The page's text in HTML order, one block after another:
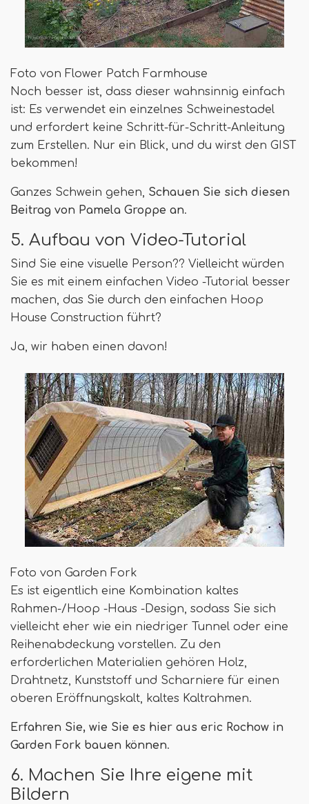
Foto von Flower Patch Farmhouse
Noch besser ist, dass dieser wahnsinnig einfach
ist: Es verwendet ein einzelnes Schweinestadel
und erfordert keine Schritt-für-Schritt-Anleitung
zum Erstellen. Nur ein Blick, und du wirst den GIST
bekommen!
Ganzes Schwein gehen, Schauen Sie sich diesen
Beitrag von Pamela Groppe an.
5. Aufbau von Video-Tutorial
Sind Sie eine visuelle Person?? Vielleicht würden
Sie es mit einem einfachen Video -Tutorial besser
machen, das Sie durch den einfachen Hoop
House Construction führt?
Ja, wir haben einen davon!
Foto von Garden Fork
Es ist eigentlich eine Kombination kaltes
Rahmen-/Hoop -Haus -Design, sodass Sie sich
vielleicht eher wie ein niedriger Tunnel oder eine
Reihenabdeckung vorstellen. Zu den
erforderlichen Materialien gehören Holz,
Drahtnetz, Kunststoff und Scharniere für einen
oberen Eröffnungskalt, kaltes Kaltrahmen.
Erfahren Sie, wie Sie es hier aus eric Rochow in
Garden Fork bauen können.
6. Machen Sie Ihre eigene mit
Bildern